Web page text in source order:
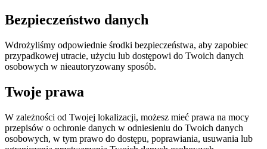
Bezpieczeństwo danych
Wdrożyliśmy odpowiednie środki bezpieczeństwa, aby zapobiec
przypadkowej utracie, użyciu lub dostępowi do Twoich danych
osobowych w nieautoryzowany sposób.
Twoje prawa
W zależności od Twojej lokalizacji, możesz mieć prawa na mocy
przepisów o ochronie danych w odniesieniu do Twoich danych
osobowych, w tym prawo do dostępu, poprawiania, usuwania lub